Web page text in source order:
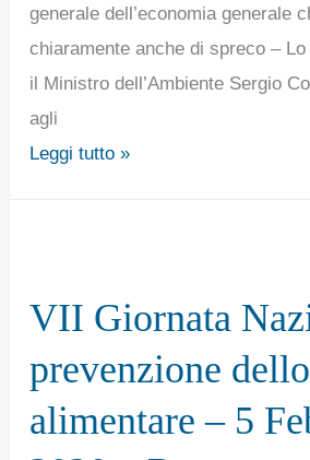
generale dell’economia generale
chiaramente anche di spreco –
il Ministro dell’Ambiente Sergio
agli
AL
50%.
Leggi tutto »
VII Giornata
prevenzione
alimentare – 5
Nazionale
prevenzione
dello
spreco